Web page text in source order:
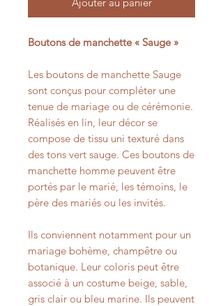
Boutons de manchette « Sauge »
Les boutons de manchette Sauge
sont conçus pour compléter une
tenue de mariage ou de cérémonie.
Réalisés en lin, leur décor se
compose de tissu uni texturé dans
des tons vert sauge. Ces boutons de
manchette homme peuvent être
portés par le marié, les témoins, le
père des mariés ou les invités.
Ils conviennent notamment pour un
mariage bohème, champêtre ou
botanique. Leur coloris peut être
associé à un costume beige, sable,
gris clair ou bleu marine. Ils peuvent